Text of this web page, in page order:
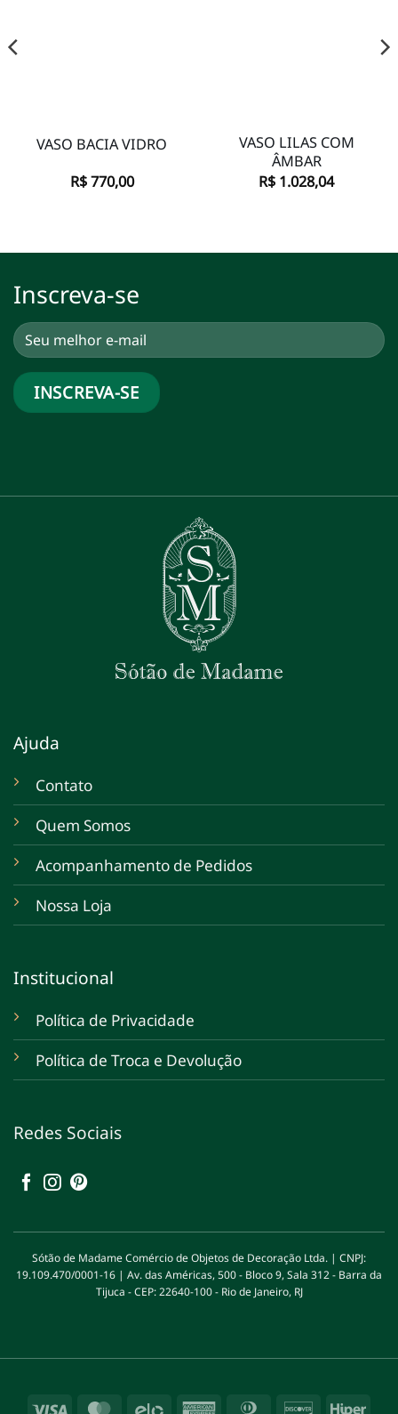
VASO BACIA VIDRO
R$770,00
VASO LILAS COM
ÂMBAR
R$ 1.028,04
Inscreva-se
Ajuda
Contato
Quem Somos
Acompanhamento de Pedidos
Nossa Loja
Institucional
Política de Privacidade
Política de Troca e Devolução
Redes Sociais
Sótão de Madame Comércio de Objetos de Decoração Ltda. | CNPJ:
19.109.470/0001-16 | Av. das Américas, 500 - Bloco 9, Sala 312 - Barra da
Tijuca - CEP: 22640-100 - Rio de Janeiro, RJ
Visa MasterCard
Elo AmericanDinners Discover